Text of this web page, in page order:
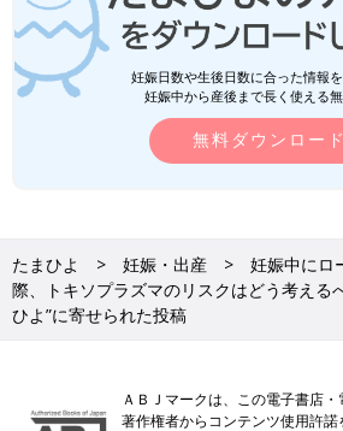
妊娠日数や生後日数に合った情報
妊娠中から産後まで長く使える
無料ダウンロード
たまひよ 妊娠・出産
妊娠中にロ
際、トキソプラズマのリスクはどう考える
ひよ”に寄せられた投稿
ＡＢＪマークは、この電子書店・
著作権者からコンテンツ使用許